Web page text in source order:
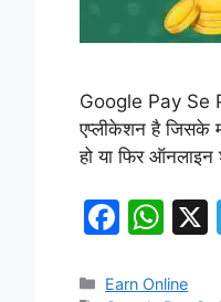
Google Pay Se
एप्लीकेशन है जिसके
हो या फिर
F
c
W
at
Categories
Earn Online